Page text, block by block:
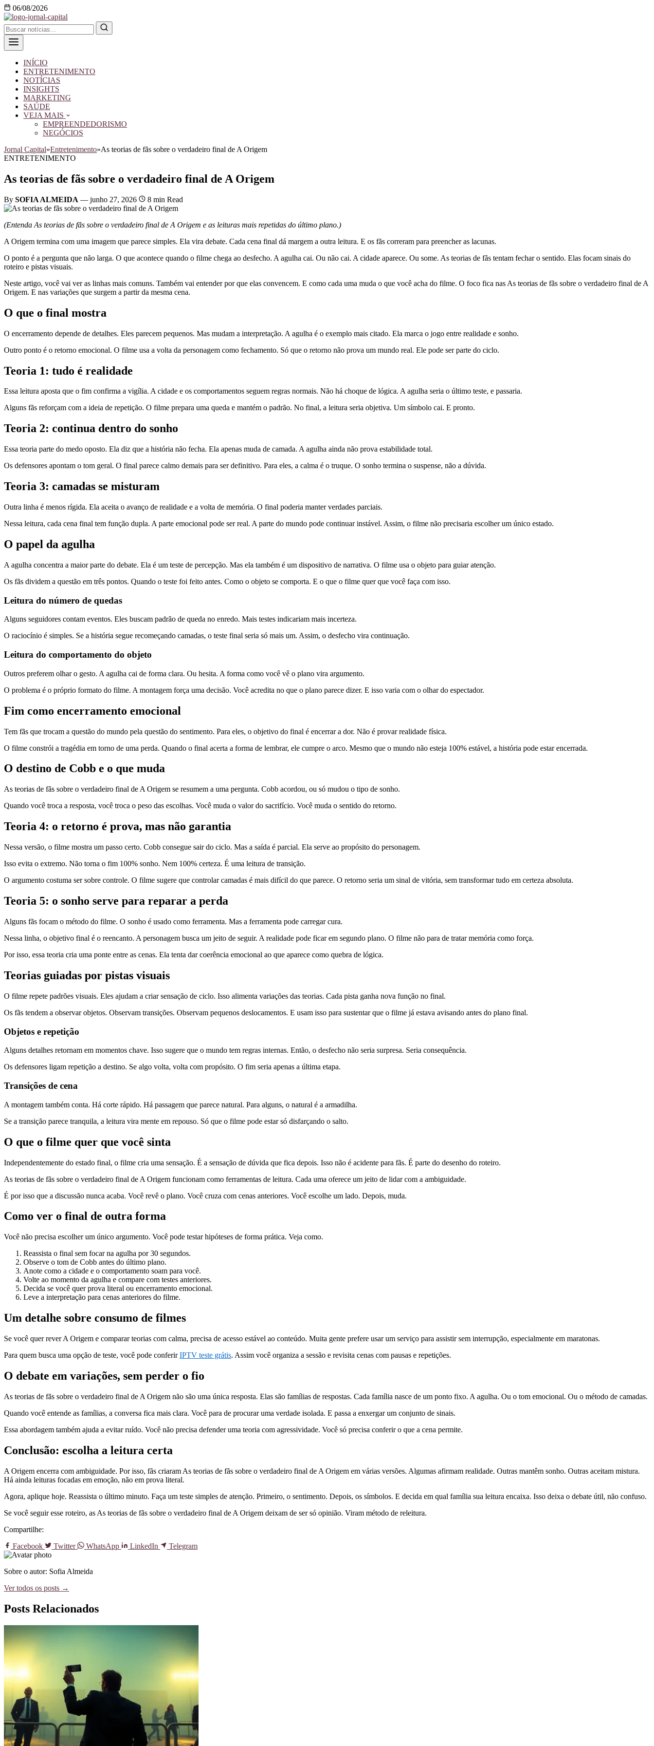
06/08/2026
INÍCIO
ENTRETENIMENTO
NOTÍCIAS
INSIGHTS
MARKETING
SAÚDE
VEJA MAIS
EMPREENDEDORISMO
NEGÓCIOS
Jornal Capital»Entretenimento»As teorias de fãs sobre o verdadeiro final de A Origem
ENTRETENIMENTO
As teorias de fãs sobre o verdadeiro final de A Origem
By SOFIA ALMEIDA — junho 27, 2026 8 min Read
(Entenda As teorias de fãs sobre o verdadeiro final de A Origem e as leituras mais repetidas do último plano.)
A Origem termina com uma imagem que parece simples. Ela vira debate. Cada cena final dá margem a outra leitura. E os fãs correram para preencher as lacunas.
O ponto é a pergunta que não larga. O que acontece quando o filme chega ao desfecho. A agulha cai. Ou não cai. A cidade aparece. Ou some. As teorias de fãs tentam fechar o sentido. Elas focam sinais do
roteiro e pistas visuais.
Neste artigo, você vai ver as linhas mais comuns. Também vai entender por que elas convencem. E como cada uma muda o que você acha do filme. O foco fica nas As teorias de fãs sobre o verdadeiro final de A
Origem. E nas variações que surgem a partir da mesma cena.
O que o final mostra
O encerramento depende de detalhes. Eles parecem pequenos. Mas mudam a interpretação. A agulha é o exemplo mais citado. Ela marca o jogo entre realidade e sonho.
Outro ponto é o retorno emocional. O filme usa a volta da personagem como fechamento. Só que o retorno não prova um mundo real. Ele pode ser parte do ciclo.
Teoria 1: tudo é realidade
Essa leitura aposta que o fim confirma a vigília. A cidade e os comportamentos seguem regras normais. Não há choque de lógica. A agulha seria o último teste, e passaria.
Alguns fãs reforçam com a ideia de repetição. O filme prepara uma queda e mantém o padrão. No final, a leitura seria objetiva. Um símbolo cai. E pronto.
Teoria 2: continua dentro do sonho
Essa teoria parte do medo oposto. Ela diz que a história não fecha. Ela apenas muda de camada. A agulha ainda não prova estabilidade total.
Os defensores apontam o tom geral. O final parece calmo demais para ser definitivo. Para eles, a calma é o truque. O sonho termina o suspense, não a dúvida.
Teoria 3: camadas se misturam
Outra linha é menos rígida. Ela aceita o avanço de realidade e a volta de memória. O final poderia manter verdades parciais.
Nessa leitura, cada cena final tem função dupla. A parte emocional pode ser real. A parte do mundo pode continuar instável. Assim, o filme não precisaria escolher um único estado.
O papel da agulha
A agulha concentra a maior parte do debate. Ela é um teste de percepção. Mas ela também é um dispositivo de narrativa. O filme usa o objeto para guiar atenção.
Os fãs dividem a questão em três pontos. Quando o teste foi feito antes. Como o objeto se comporta. E o que o filme quer que você faça com isso.
Leitura do número de quedas
Alguns seguidores contam eventos. Eles buscam padrão de queda no enredo. Mais testes indicariam mais incerteza.
O raciocínio é simples. Se a história segue recomeçando camadas, o teste final seria só mais um. Assim, o desfecho vira continuação.
Leitura do comportamento do objeto
Outros preferem olhar o gesto. A agulha cai de forma clara. Ou hesita. A forma como você vê o plano vira argumento.
O problema é o próprio formato do filme. A montagem força uma decisão. Você acredita no que o plano parece dizer. E isso varia com o olhar do espectador.
Fim como encerramento emocional
Tem fãs que trocam a questão do mundo pela questão do sentimento. Para eles, o objetivo do final é encerrar a dor. Não é provar realidade física.
O filme constrói a tragédia em torno de uma perda. Quando o final acerta a forma de lembrar, ele cumpre o arco. Mesmo que o mundo não esteja 100% estável, a história pode estar encerrada.
O destino de Cobb e o que muda
As teorias de fãs sobre o verdadeiro final de A Origem se resumem a uma pergunta. Cobb acordou, ou só mudou o tipo de sonho.
Quando você troca a resposta, você troca o peso das escolhas. Você muda o valor do sacrifício. Você muda o sentido do retorno.
Teoria 4: o retorno é prova, mas não garantia
Nessa versão, o filme mostra um passo certo. Cobb consegue sair do ciclo. Mas a saída é parcial. Ela serve ao propósito do personagem.
Isso evita o extremo. Não torna o fim 100% sonho. Nem 100% certeza. É uma leitura de transição.
O argumento costuma ser sobre controle. O filme sugere que controlar camadas é mais difícil do que parece. O retorno seria um sinal de vitória, sem transformar tudo em certeza absoluta.
Teoria 5: o sonho serve para reparar a perda
Alguns fãs focam o método do filme. O sonho é usado como ferramenta. Mas a ferramenta pode carregar cura.
Nessa linha, o objetivo final é o reencanto. A personagem busca um jeito de seguir. A realidade pode ficar em segundo plano. O filme não para de tratar memória como força.
Por isso, essa teoria cria uma ponte entre as cenas. Ela tenta dar coerência emocional ao que aparece como quebra de lógica.
Teorias guiadas por pistas visuais
O filme repete padrões visuais. Eles ajudam a criar sensação de ciclo. Isso alimenta variações das teorias. Cada pista ganha nova função no final.
Os fãs tendem a observar objetos. Observam transições. Observam pequenos deslocamentos. E usam isso para sustentar que o filme já estava avisando antes do plano final.
Objetos e repetição
Alguns detalhes retornam em momentos chave. Isso sugere que o mundo tem regras internas. Então, o desfecho não seria surpresa. Seria consequência.
Os defensores ligam repetição a destino. Se algo volta, volta com propósito. O fim seria apenas a última etapa.
Transições de cena
A montagem também conta. Há corte rápido. Há passagem que parece natural. Para alguns, o natural é a armadilha.
Se a transição parece tranquila, a leitura vira mente em repouso. Só que o filme pode estar só disfarçando o salto.
O que o filme quer que você sinta
Independentemente do estado final, o filme cria uma sensação. É a sensação de dúvida que fica depois. Isso não é acidente para fãs. É parte do desenho do roteiro.
As teorias de fãs sobre o verdadeiro final de A Origem funcionam como ferramentas de leitura. Cada uma oferece um jeito de lidar com a ambiguidade.
É por isso que a discussão nunca acaba. Você revê o plano. Você cruza com cenas anteriores. Você escolhe um lado. Depois, muda.
Como ver o final de outra forma
Você não precisa escolher um único argumento. Você pode testar hipóteses de forma prática. Veja como.
Reassista o final sem focar na agulha por 30 segundos.
Observe o tom de Cobb antes do último plano.
Anote como a cidade e o comportamento soam para você.
Volte ao momento da agulha e compare com testes anteriores.
Decida se você quer prova literal ou encerramento emocional.
Leve a interpretação para cenas anteriores do filme.
Um detalhe sobre consumo de filmes
Se você quer rever A Origem e comparar teorias com calma, precisa de acesso estável ao conteúdo. Muita gente prefere usar um serviço para assistir sem interrupção, especialmente em maratonas.
Para quem busca uma opção de teste, você pode conferirIPTV teste grátis. Assim você organiza a sessão e revisita cenas com pausas e repetições.
O debate em variações, sem perder o fio
As teorias de fãs sobre o verdadeiro final de A Origem não são uma única resposta. Elas são famílias de respostas. Cada família nasce de um ponto fixo. A agulha. Ou o tom emocional. Ou o método de camadas.
Quando você entende as famílias, a conversa fica mais clara. Você para de procurar uma verdade isolada. E passa a enxergar um conjunto de sinais.
Essa abordagem também ajuda a evitar ruído. Você não precisa defender uma teoria com agressividade. Você só precisa conferir o que a cena permite.
Conclusão: escolha a leitura certa
A Origem encerra com ambiguidade. Por isso, fãs criaram As teorias de fãs sobre o verdadeiro final de A Origem em várias versões. Algumas afirmam realidade. Outras mantêm sonho. Outras aceitam mistura.
Há ainda leituras focadas em emoção, não em prova literal.
Agora, aplique hoje. Reassista o último minuto. Faça um teste simples de atenção. Primeiro, o sentimento. Depois, os símbolos. E decida em qual família sua leitura encaixa. Isso deixa o debate útil, não confuso.
Se você seguir esse roteiro, as As teorias de fãs sobre o verdadeiro final de A Origem deixam de ser só opinião. Viram método de releitura.
Compartilhe:
Facebook
Twitter WhatsApp LinkedIn Telegram
Sobre o autor: Sofia Almeida
Ver todos os posts →
Posts Relacionados